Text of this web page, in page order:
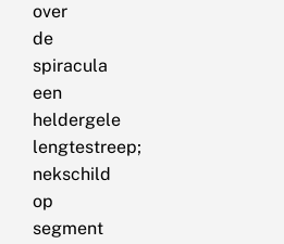
over
de
spiracula
een
heldergele
lengtestreep;
nekschild
op
segment